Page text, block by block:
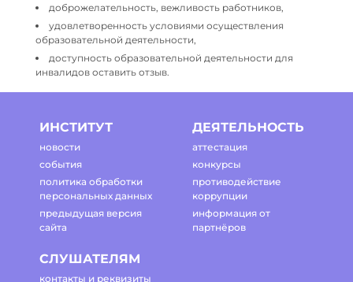
доброжелательность, вежливость работников,
удовлетворенность условиями осуществления
образовательной деятельности,
доступность образовательной деятельности для
инвалидов оставить отзыв.
ИНСТИТУТ
новости
события
политика обработки
персональных данных
предыдущая версия
сайта
ДЕЯТЕЛЬНОСТЬ
аттестация
конкурсы
противодействие
коррупции
информация от
партнёров
СЛУШАТЕЛЯМ
контакты и реквизиты